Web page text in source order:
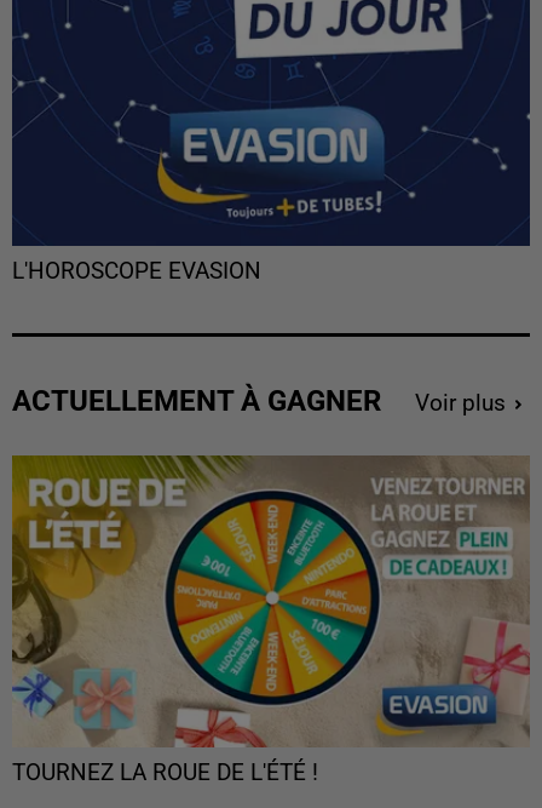
L'HOROSCOPE EVASION
ACTUELLEMENT À GAGNER Voir plus
TOURNEZ LA ROUE DE L'ÉTÉ !